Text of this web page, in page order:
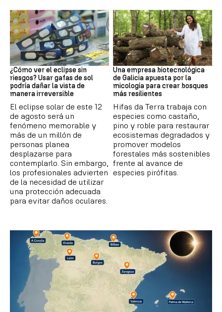
Eclipse Solar
¿Cómo ver el eclipse sin
riesgos? Usar gafas de sol
podría dañar la vista de
manera irreversible
El eclipse solar de este 12
de agosto será un
fenómeno memorable y
más de un millón de
personas planea
desplazarse para
contemplarlo. Sin embargo,
los profesionales advierten
de la necesidad de utilizar
una protección adecuada
para evitar daños oculares.
Medioambiente
Una empresa biotecnológica
de Galicia apuesta por la
micología para crear bosques
más resilientes
Hifas da Terra trabaja con
especies como castaño,
pino y roble para restaurar
ecosistemas degradados y
promover modelos
forestales más sostenibles
frente al avance de
especies pirófitas.